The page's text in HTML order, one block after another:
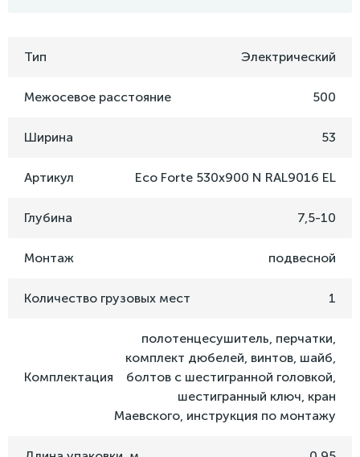
Тип Электрический
Межосевое расстояние 500
Ширина 53
Артикул Eco Forte 530x900 N RAL9016 EL
Глубина 7,5-10
Монтаж подвесной
Количество грузовых мест 1
Комплектация
полотенцесушитель, перчатки,
комплект дюбелей, винтов, шайб,
болтов с шестигранной головкой,
шестигранный ключ, кран
Маевского, инструкция по монтажу